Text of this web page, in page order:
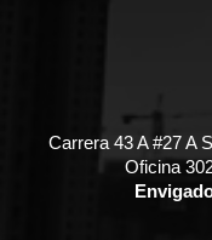
Carrera 43 A #27 A
Oficina